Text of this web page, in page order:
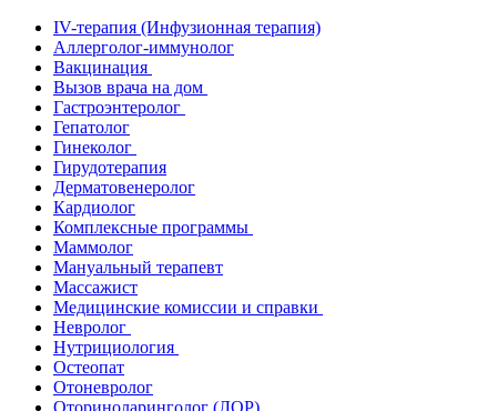
IV-терапия (Инфузионная терапия)
Аллерголог-иммунолог
Вакцинация
Вызов врача на дом
Гастроэнтеролог
Гепатолог
Гинеколог
Гирудотерапия
Дерматовенеролог
Кардиолог
Комплексные программы
Маммолог
Мануальный терапевт
Массажист
Медицинские комиссии и справки
Невролог
Нутрициология
Остеопат
Отоневролог
Оториноларинголог (ЛОР)